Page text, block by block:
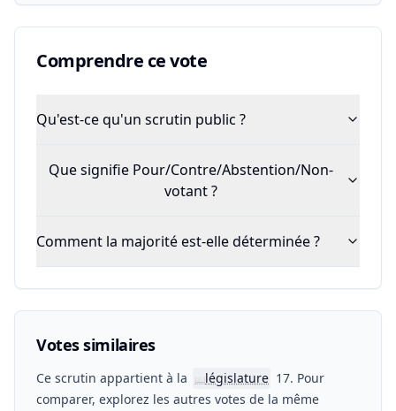
Comprendre ce vote
Qu'est-ce qu'un scrutin public ?
Que signifie Pour/Contre/Abstention/Non-
votant ?
Comment la majorité est-elle déterminée ?
Votes similaires
Ce scrutin appartient à la 📖législature 17. Pour
comparer, explorez les autres votes de la même